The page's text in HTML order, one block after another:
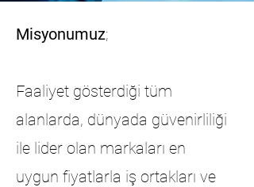
Misyonumuz;
Faaliyet gösterdiği tüm
alanlarda, dünyada güvenirliliği
ile lider olan markaları en
uygun fiyatlarla iş ortakları ve